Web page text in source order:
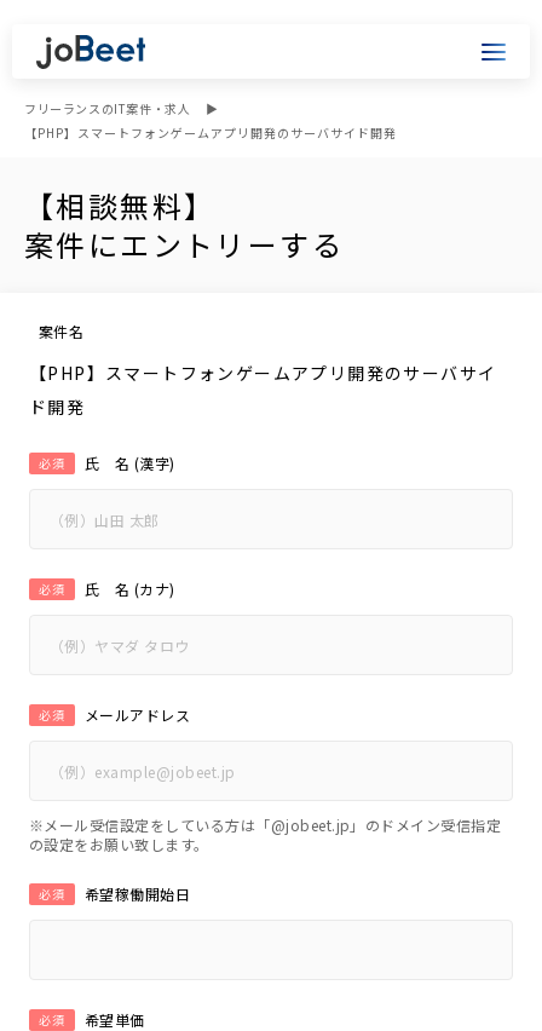
フリーランスのIT案件・求人
【PHP】スマートフォンゲームアプリ開発のサーバサイド開発
【相談無料】
案件にエントリーする
案件名
【PHP】スマートフォンゲームアプリ開発のサーバサイ
ド開発
氏 名 (漢字)
必須
氏 名 (カナ)
必須
メールアドレス
必須
※メール受信設定をしている方は「@jobeet.jp」のドメイン受信指定
の設定をお願い致します。
希望稼働開始日
必須
希望単価
必須